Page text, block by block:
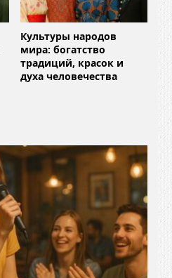
Культуры народов
мира: богатство
традиций, красок и
духа человечества